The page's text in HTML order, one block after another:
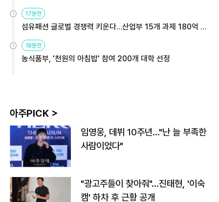
17분전
섬유패션 글로벌 경쟁력 키운다…산업부 15개 과제 180억 지
18분전
농식품부, '천원의 아침밥' 참여 200개 대학 선정
아주PICK >
임영웅, 데뷔 10주년…"난 늘 부족한
사람이었다"
"광고주들이 찾아줘"…진태현, '이숙
캠' 하차 후 근황 공개